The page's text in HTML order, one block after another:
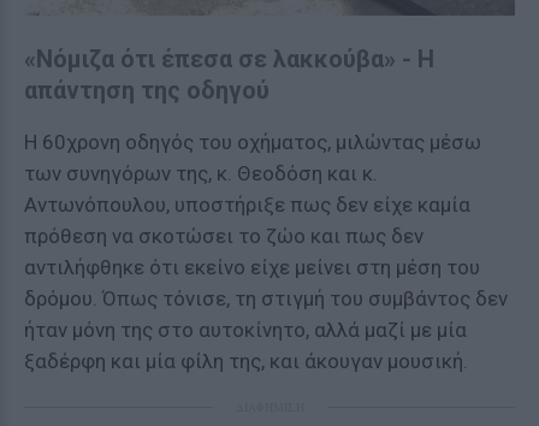
«Νόμιζα ότι έπεσα σε λακκούβα» - Η
απάντηση της οδηγού
Η 60χρονη οδηγός του οχήματος, μιλώντας μέσω
των συνηγόρων της, κ. Θεοδόση και κ.
Αντωνόπουλου, υποστήριξε πως δεν είχε καμία
πρόθεση να σκοτώσει το ζώο και πως δεν
αντιλήφθηκε ότι εκείνο είχε μείνει στη μέση του
δρόμου. Όπως τόνισε, τη στιγμή του συμβάντος δεν
ήταν μόνη της στο αυτοκίνητο, αλλά μαζί με μία
ξαδέρφη και μία φίλη της, και άκουγαν μουσική.